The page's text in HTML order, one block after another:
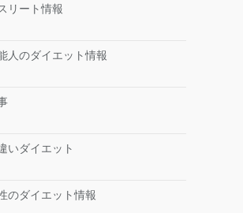
リート情報
人のダイエット情報
いダイエット
のダイエット情報